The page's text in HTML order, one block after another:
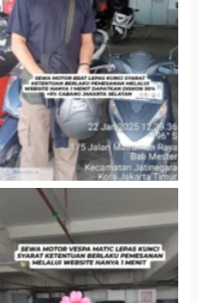
Cityplaza Jatinegara
Gedung Parkir P6A